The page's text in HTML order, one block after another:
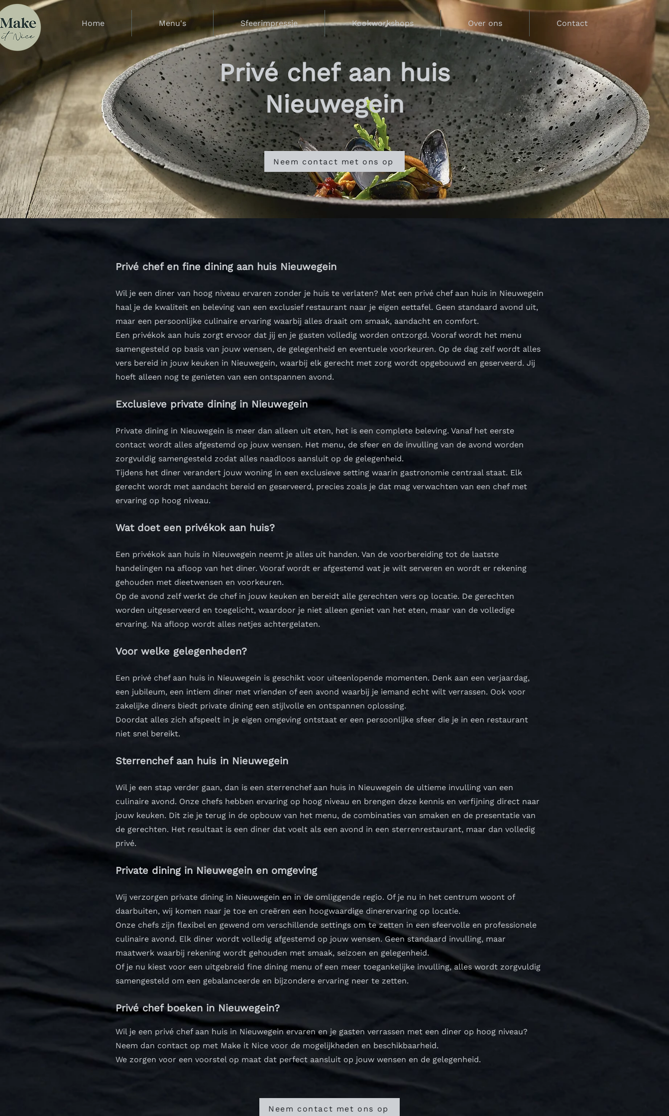
Home Menu's Sfeerimpressie Kookworkshops Over ons Contact
Privé chef aan huis
Nieuwegein
Neem contact met ons op
Privé chef en fine dining aan huis Nieuwegein
Wil je een diner van hoog niveau ervaren zonder je huis te verlaten? Met een privé chef aan huis in Nieuwegein
haal je de kwaliteit en beleving van een exclusief restaurant naar je eigen eettafel. Geen standaard avond uit,
maar een persoonlijke culinaire ervaring waarbij alles draait om smaak, aandacht en comfort.
Een privékok aan huis zorgt ervoor dat jij en je gasten volledig worden ontzorgd. Vooraf wordt het menu
samengesteld op basis van jouw wensen, de gelegenheid en eventuele voorkeuren. Op de dag zelf wordt alles
vers bereid in jouw keuken in Nieuwegein, waarbij elk gerecht met zorg wordt opgebouwd en geserveerd. Jij
hoeft alleen nog te genieten van een ontspannen avond.
Exclusieve private dining in Nieuwegein
Private dining in Nieuwegein is meer dan alleen uit eten, het is een complete beleving. Vanaf het eerste
contact wordt alles afgestemd op jouw wensen. Het menu, de sfeer en de invulling van de avond worden
zorgvuldig samengesteld zodat alles naadloos aansluit op de gelegenheid.
Tijdens het diner verandert jouw woning in een exclusieve setting waarin gastronomie centraal staat. Elk
gerecht wordt met aandacht bereid en geserveerd, precies zoals je dat mag verwachten van een chef met
ervaring op hoog niveau.
Wat doet een privékok aan huis?
Een privékok aan huis in Nieuwegein neemt je alles uit handen. Van de voorbereiding tot de laatste
handelingen na afloop van het diner. Vooraf wordt er afgestemd wat je wilt serveren en wordt er rekening
gehouden met dieetwensen en voorkeuren.
Op de avond zelf werkt de chef in jouw keuken en bereidt alle gerechten vers op locatie. De gerechten
worden uitgeserveerd en toegelicht, waardoor je niet alleen geniet van het eten, maar van de volledige
ervaring. Na afloop wordt alles netjes achtergelaten.
Voor welke gelegenheden?
Een privé chef aan huis in Nieuwegein is geschikt voor uiteenlopende momenten. Denk aan een verjaardag,
een jubileum, een intiem diner met vrienden of een avond waarbij je iemand echt wilt verrassen. Ook voor
zakelijke diners biedt private dining een stijlvolle en ontspannen oplossing.
Doordat alles zich afspeelt in je eigen omgeving ontstaat er een persoonlijke sfeer die je in een restaurant
niet snel bereikt.
Sterrenchef aan huis in Nieuwegein
Wil je een stap verder gaan, dan is een sterrenchef aan huis in Nieuwegein de ultieme invulling van een
culinaire avond. Onze chefs hebben ervaring op hoog niveau en brengen deze kennis en verfijning direct naar
jouw keuken. Dit zie je terug in de opbouw van het menu, de combinaties van smaken en de presentatie van
de gerechten. Het resultaat is een diner dat voelt als een avond in een sterrenrestaurant, maar dan volledig
privé.
Private dining in Nieuwegein en omgeving
Wij verzorgen private dining in Nieuwegein en in de omliggende regio. Of je nu in het centrum woont of
daarbuiten, wij komen naar je toe en creëren een hoogwaardige dinerervaring op locatie.
Onze chefs zijn flexibel en gewend om verschillende settings om te zetten in een sfeervolle en professionele
culinaire avond. Elk diner wordt volledig afgestemd op jouw wensen. Geen standaard invulling, maar
maatwerk waarbij rekening wordt gehouden met smaak, seizoen en gelegenheid.
Of je nu kiest voor een uitgebreid fine dining menu of een meer toegankelijke invulling, alles wordt zorgvuldig
samengesteld om een gebalanceerde en bijzondere ervaring neer te zetten.
Privé chef boeken in Nieuwegein?
Wil je een privé chef aan huis in Nieuwegein ervaren en je gasten verrassen met een diner op hoog niveau?
Neem dan contact op met Make it Nice voor de mogelijkheden en beschikbaarheid.
We zorgen voor een voorstel op maat dat perfect aansluit op jouw wensen en de gelegenheid.
Neem contact met ons op